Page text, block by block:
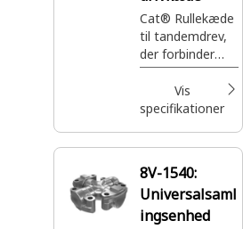
Cat® Rullekæde
til tandemdrev,
der forbinder
flere aksler eller
hjul for at
overføre kraft
de drevne hjul
Vis
specifikationer
8V-1540:
Universalsaml
ingsenhed